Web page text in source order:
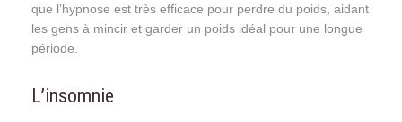
que l’hypnose est très efficace pour perdre du poids, aidant
les gens à mincir et garder un poids idéal pour une longue
période.
L’insomnie